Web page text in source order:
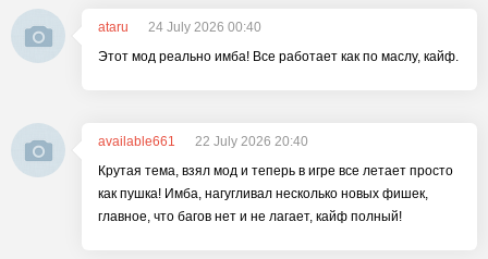
ataru
24 July 2026 00:40
Этот мод реально имба! Все работает как по маслу, кайф.
available661
22 July 2026 20:40
Крутая тема, взял мод и теперь в игре все летает просто
как пушка! Имба, нагугливал несколько новых фишек,
главное, что багов нет и не лагает, кайф полный!